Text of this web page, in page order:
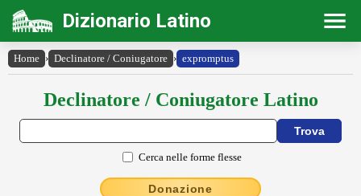
Dizionario Latino
Home › Declinatore / Coniugatore › expromptus
Declinatore / Coniugatore Latino
Cerca nelle forme flesse
Donazione